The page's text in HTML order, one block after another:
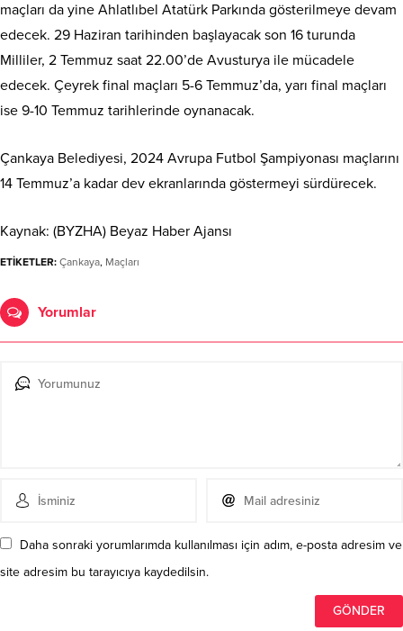
maçları da yine Ahlatlıbel Atatürk Parkında gösterilmeye devam
edecek. 29 Haziran tarihinden başlayacak son 16 turunda
Milliler, 2 Temmuz saat 22.00’de Avusturya ile mücadele
edecek. Çeyrek final maçları 5-6 Temmuz’da, yarı final maçları
ise 9-10 Temmuz tarihlerinde oynanacak.
Çankaya Belediyesi, 2024 Avrupa Futbol Şampiyonası maçlarını
14 Temmuz’a kadar dev ekranlarında göstermeyi sürdürecek.
Kaynak: (BYZHA) Beyaz Haber Ajansı
ETİKETLER: Çankaya, Maçları
Yorumlar
Daha sonraki yorumlarımda kullanılması için adım, e-posta adresim ve
site adresim bu tarayıcıya kaydedilsin.